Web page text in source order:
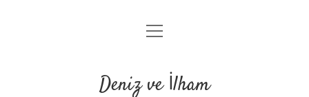
Anasayfa
menüyü
Deniz ve İlham